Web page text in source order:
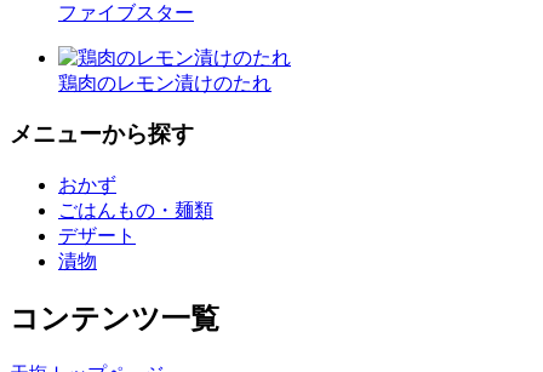
ファイブスター
鶏肉のレモン漬けのたれ
メニューから探す
おかず
ごはんもの・麺類
デザート
漬物
コンテンツ一覧